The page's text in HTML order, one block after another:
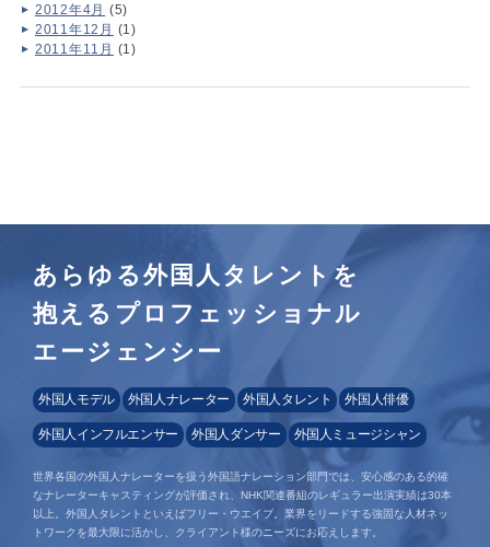
2012年4月 (5)
2011年12月 (1)
2011年11月 (1)
あらゆる外国人タレントを
抱えるプロフェッショナル
エージェンシー
外国人モデル 外国人ナレーター 外国人タレント 外国人俳優
外国人インフルエンサー 外国人ダンサー 外国人ミュージシャン
世界各国の外国人ナレーターを扱う外国語ナレーション部門では、安心感のある的確
なナレーターキャスティングが評価され、NHK関連番組のレギュラー出演実績は30本
以上。外国人タレントといえばフリー・ウエイブ。業界をリードする強固な人材ネッ
トワークを最大限に活かし、クライアント様のニーズにお応えします。